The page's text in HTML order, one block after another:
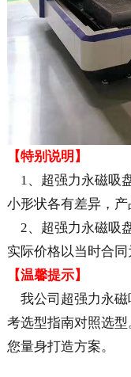
【特别说明】
1、超强力永磁吸
小形状各有差异，产
2、超强力永磁吸
实际价格以当时合同
【温馨提示】
我公司超强力永磁
考选型指南对照选
您量身打造方案。